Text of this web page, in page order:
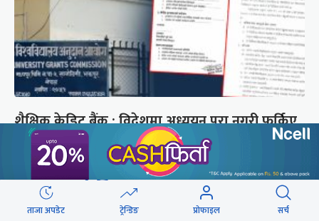
शैक्षिक क्रेडिट बैंक : विदेशमा अध्ययन पूरा नगरी फर्किए
नेपालमा निरन्तरता
छुटाउनुभयो कि ?
ताजा अपडेट ट्रेन्डिङ प्रोफाइल सर्च